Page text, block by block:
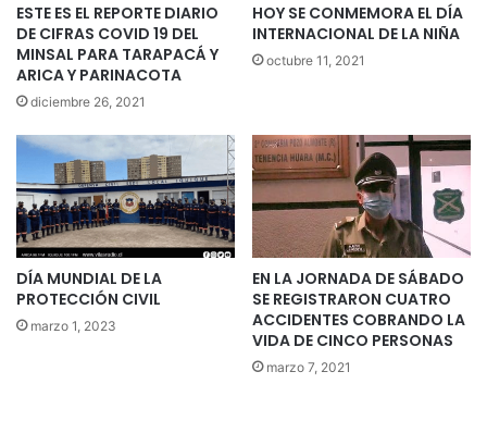
ESTE ES EL REPORTE DIARIO
DE CIFRAS COVID 19 DEL
MINSAL PARA TARAPACÁ Y
ARICA Y PARINACOTA
diciembre 26, 2021
HOY SE CONMEMORA EL DÍA
INTERNACIONAL DE LA NIÑA
octubre 11, 2021
DÍA MUNDIAL DE LA
PROTECCIÓN CIVIL
marzo 1, 2023
EN LA JORNADA DE SÁBADO
SE REGISTRARON CUATRO
ACCIDENTES COBRANDO LA
VIDA DE CINCO PERSONAS
marzo 7, 2021